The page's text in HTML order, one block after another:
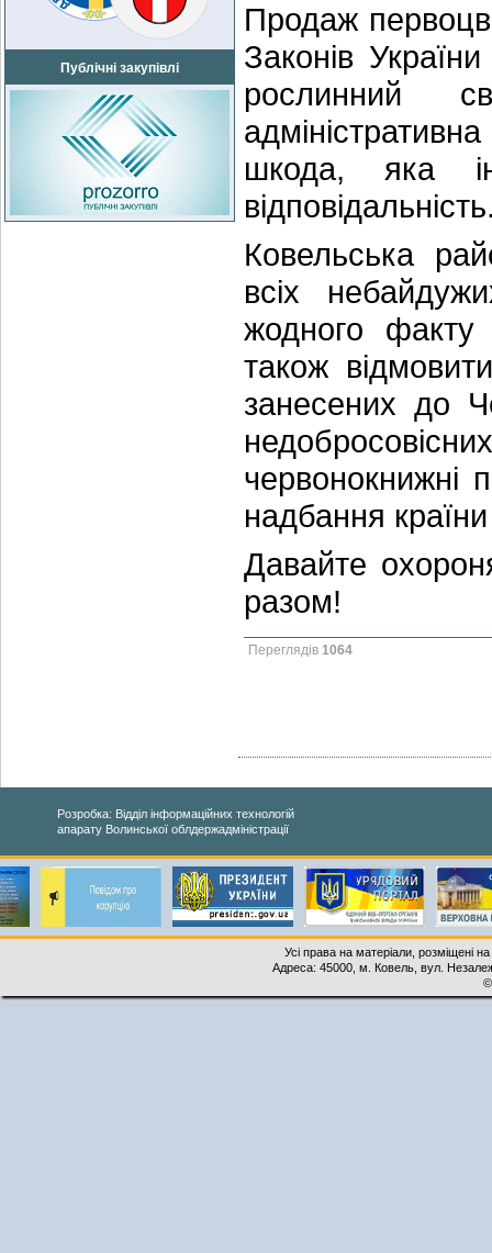
Публічні закупівлі
Продаж
Законів
рослинний
шкода, яка
Ковельська
всіх
жодного факту
також
занесених до
червонокнижні
надбання
Давайте
разом!
Переглядів 1064
Розробка: Відділ інформаційних технологій
апарату Волинської облдержадміністрації
Усі права на матеріали, розміщені
Адреса: 45000, м. Ковель, вул.